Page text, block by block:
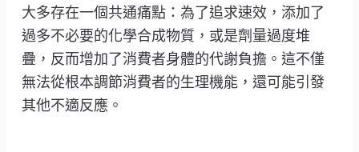
大多存在一個共通痛點：為了追求速效，添加了
過多不必要的化學合成物質，或是劑量過度堆
疊，反而增加了消費者身體的代謝負擔。這不僅
無法從根本調節消費者的生理機能，還可能引發
其他不適反應。